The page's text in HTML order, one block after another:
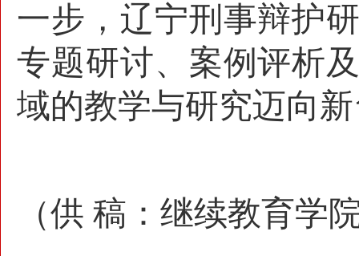
一步，辽宁刑事辩护
专题研讨、案例评析
域的教学与研究迈向
（供 稿：继续教育学